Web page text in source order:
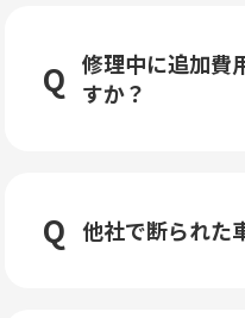
修理中に追加費
すか？
他社で断られた